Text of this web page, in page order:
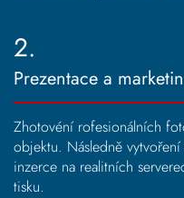
2.
Prezentace a
Zhotovéní rofesionálních
objektu. Následně
inzerce na realitních
tisku.